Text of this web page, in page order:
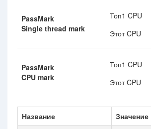
PassMark
Single thread mark
Топ1 CPU
Этот CPU
PassMark
CPU mark
Топ1 CPU
Этот CPU
Название
Значение